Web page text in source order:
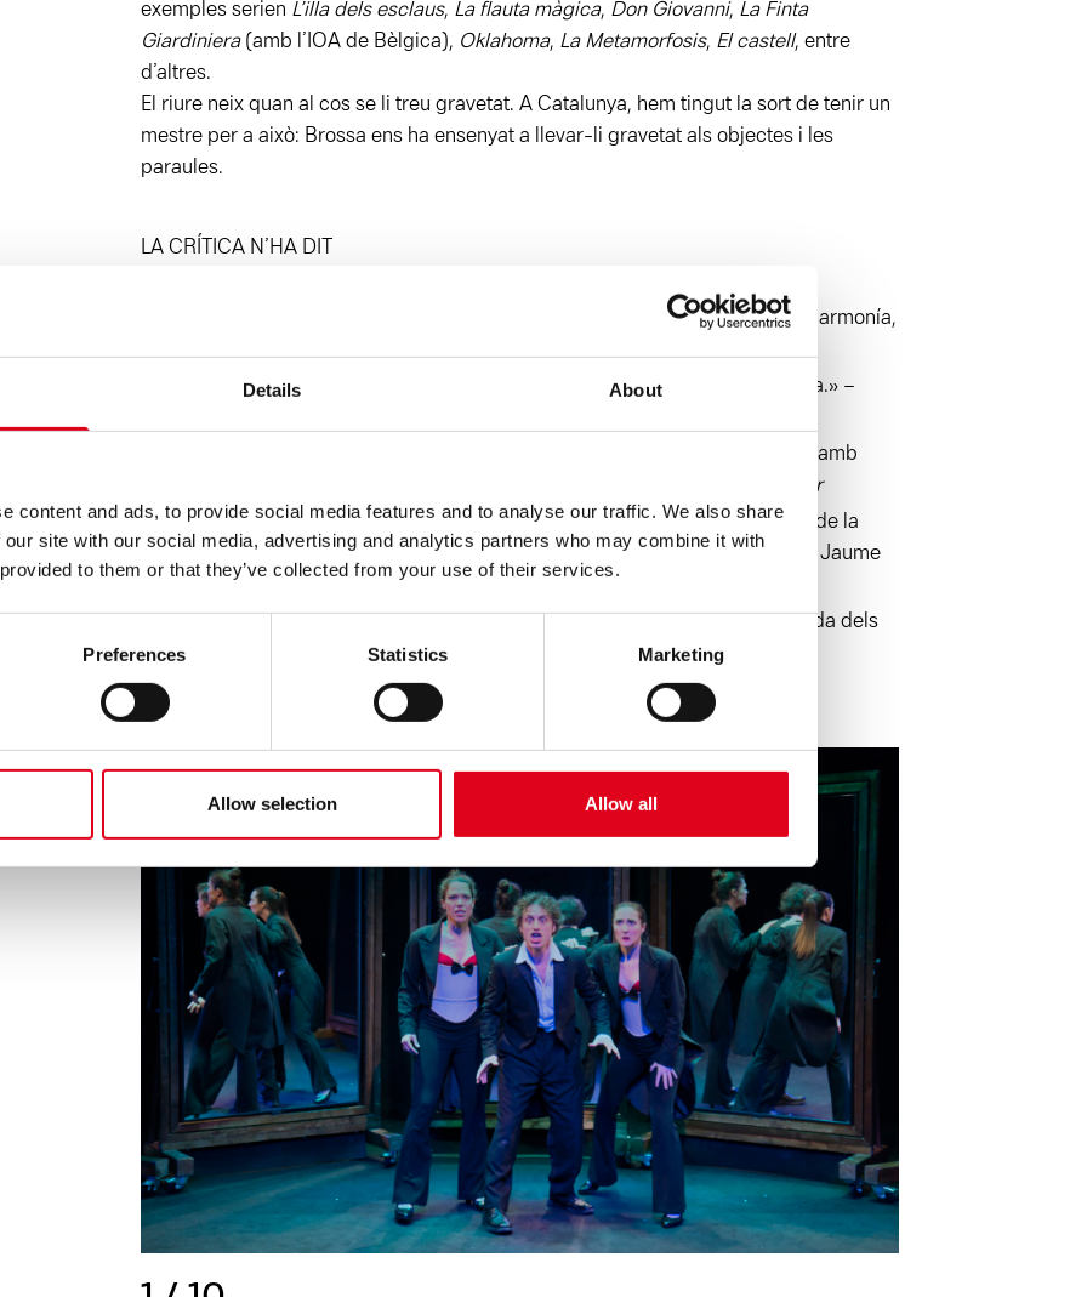
Details About
content and ads, to provide social media features and to analyse our traffic. We also share
site with our social media, advertising and analytics partners who may combine it with
to them or that they’ve collected from your use of their services.
Preferences Statistics Marketing
Allow selection Allow all
exemples serien L’illa dels esclaus, La flauta màgica, Don Giovanni, La Finta
Giardiniera(amb l’IOA de Bèlgica), Oklahoma, La Metamorfosis, El castell, entre
d’altres.
El riure neix quan al cos se li treu gravetat. A Catalunya, hem tingut la sort de tenir un
mestre per a això: Brossa ens ha ensenyat a llevar-li gravetat als objectes i les
paraules.
LA CRÍTICA N’HA DIT
«Las múltiples capas y recovecos de la obra brossiana conviven aquí con armonía,
«Un tot dramatúrgic al servei de l’obra plenament singular de Joan Brossa.» –
Una meravella d’espectacle. Lliga l’univers poètic i visual de Joan Brossa amb
L’irradiador
«Un còctel eclèctic per aproximar-se a l’obra del poeta, i fer-se una idea de la
immensitat de la seva creativitat i, sobretot, del seu compromís polític.» – Jaume
Forés, Núvol
«Treball de llengua amb tocs d’humor en una coreografia precisa i delicada dels
intèrprets. Un bombó.» – Lena Paüls,